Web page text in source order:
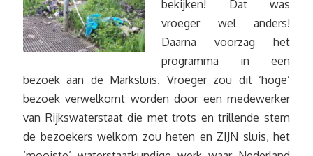
bekijken! Dat was
vroeger wel anders!
Daarna voorzag het
programma in een
bezoek aan de Marksluis. Vroeger zou dit ‘hoge’
bezoek verwelkomt worden door een medewerker
van Rijkswaterstaat die met trots en trillende stem
de bezoekers welkom zou heten en ZIJN sluis, het